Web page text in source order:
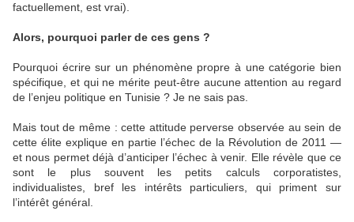
factuellement, est vrai).
Alors, pourquoi parler de ces gens ?
Pourquoi écrire sur un phénomène propre à une catégorie bien
spécifique, et qui ne mérite peut-être aucune attention au regard
de l’enjeu politique en Tunisie ? Je ne sais pas.
Mais tout de même : cette attitude perverse observée au sein de
cette élite explique en partie l’échec de la Révolution de 2011 —
et nous permet déjà d’anticiper l’échec à venir. Elle révèle que ce
sont le plus souvent les petits calculs corporatistes,
individualistes, bref les intérêts particuliers, qui priment sur
l’intérêt général.